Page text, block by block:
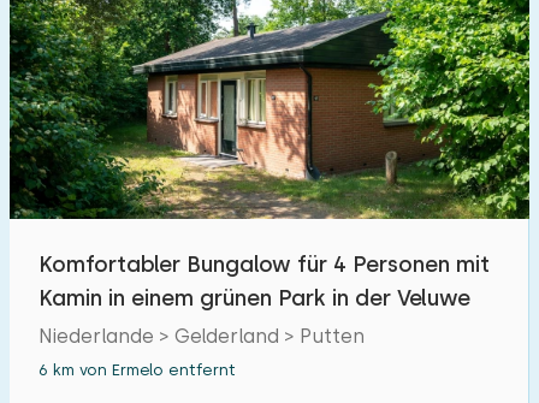
Badezimmer:
1 2 3 4 5
Entfernungen
Von Ermelo(max. km):
1 5 10 20 30
Zum Meer(max. km):
Komfortabler Bungalow für 4 Personen mit
Kamin in einem grünen Park in der Veluwe
Niederlande > Gelderland > Putten
6 km von Ermelo entfernt